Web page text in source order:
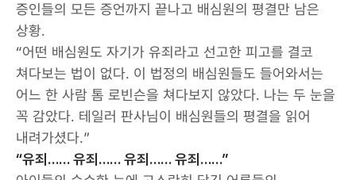
증인들의 모든 증언까지 끝나고 배심원의 평결만 남은
상황.
“어떤 배심원도 자기가 유죄라고 선고한 피고를 결코
쳐다보는 법이 없다. 이 법정의 배심원들도 들어와서는
어느 한 사람 톰 로빈슨을 쳐다보지 않았다. 나는 두 눈을
꼭 감았다. 테일러 판사님이 배심원들의 평결을 읽어
내려가셨다.”
“유죄…… 유죄…… 유죄…… 유죄……”